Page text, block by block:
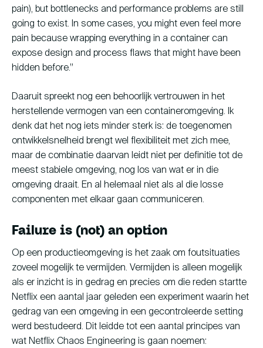
pain), but bottlenecks and performance problems are still
going to exist. In some cases, you might even feel more
pain because wrapping everything in a container can
expose design and process flaws that might have been
hidden before.”
Daaruit spreekt nog een behoorlijk vertrouwen in het
herstellende vermogen van een containeromgeving. Ik
denk dat het nog iets minder sterk is: de toegenomen
ontwikkelsnelheid brengt wel flexibiliteit met zich mee,
maar de combinatie daarvan leidt niet per definitie tot de
meest stabiele omgeving, nog los van wat er in die
omgeving draait. En al helemaal niet als al die losse
componenten met elkaar gaan communiceren.
Failure is (not) an option
Op een productieomgeving is het zaak om foutsituaties
zoveel mogelijk te vermijden. Vermijden is alleen mogelijk
als er inzicht is in gedrag en precies om die reden startte
Netflix een aantal jaar geleden een experiment waarin het
gedrag van een omgeving in een gecontroleerde setting
werd bestudeerd. Dit leidde tot een aantal principes van
wat Netflix Chaos Engineering is gaan noemen: